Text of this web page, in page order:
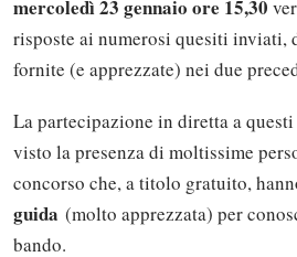
mercoledì 23 gennaio ore 15,30
risposte ai numerosi quesiti inviati,
fornite (e apprezzate) nei due
La partecipazione in diretta a
visto la presenza di moltissime
concorso che, a titolo gratuito,
guida (molto apprezzata) per
bando.